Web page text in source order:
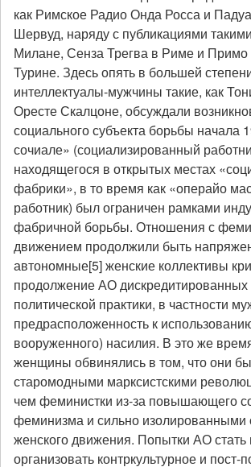
как Римское Радио Онда Росса и
Шервуд, наряду с публикациями
Милане, Сенза Трегва в Риме и
Турине. Здесь опять в большей
интеллектуалы-мужчины такие, как
Оресте Скалцоне, обсуждали
социального субъекта борьбы начала
сочиале» (социализированный
находящегося в открытых местах
фабрики», в то время как «операйо
работник) был ограничен рамками
фабричной борьбы. Отношения с
движением продолжили быть
автономные[5] женские коллективы
продолжение АО
политической практики, в частности
предрасположенность к
вооруженного) насилия. В это же
женщины обвинялись в том, что они
старомодными марксистскими
чем феминистки из-за повышающего
феминизма и сильно изолированными
женского движения. Попытки АО стать
организовать контркультурное и пост-